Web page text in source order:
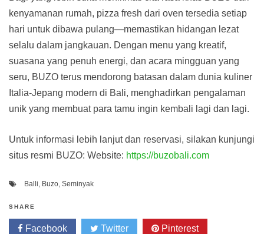
kenyamanan rumah, pizza fresh dari oven tersedia setiap
hari untuk dibawa pulang—memastikan hidangan lezat
selalu dalam jangkauan. Dengan menu yang kreatif,
suasana yang penuh energi, dan acara mingguan yang
seru, BUZO terus mendorong batasan dalam dunia kuliner
Italia-Jepang modern di Bali, menghadirkan pengalaman
unik yang membuat para tamu ingin kembali lagi dan lagi.
Untuk informasi lebih lanjut dan reservasi, silakan kunjungi
situs resmi BUZO: Website: https://buzobali.com
Balli Buzo Seminyak
SHARE
Facebook Twitter Pinterest